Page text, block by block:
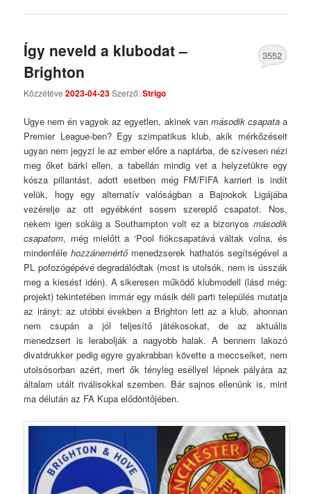
Így neveld a klubodat –
Brighton
Közzétéve2023-04-23Szerző:Strigo
3552
Ugye nem én vagyok az egyetlen, akinek van második csapataa
Premier League-ben? Egy szimpatikus klub, akik mérkőzéseit
ugyan nem jegyzi le az ember előre a naptárba, de szívesen nézi
meg őket bárki ellen, a tabellán mindig vet a helyzetükre egy
kósza pillantást, adott esetben még FM/FIFA karriert is indít
velük, hogy egy alternatív valóságban a Bajnokok Ligájába
vezérelje az ott egyébként sosem szereplő csapatot. Nos,
nekem igen sokáig a Southampton volt ez a bizonyos második
csapatom, még mielőtt a ‘Pool fiókcsapatává váltak volna, és
mindenfélehozzánemértőmenedzserek hathatós segítségével a
PL pofozógépévé degradálódtak (most is utolsók, nem is ússzák
meg a kiesést idén). A sikeresen működő klubmodell (lásd még:
projekt) tekintetében immár egy másik déli parti település mutatja
az irányt: az utóbbi években a Brighton lett az a klub, ahonnan
nem csupán a jól teljesítő játékosokat, de az aktuális
menedzsert is lerabolják a nagyobb halak. A bennem lakozó
divatdrukker pedig egyre gyakrabban követte a meccseiket, nem
utolsósorban azért, mert ők tényleg eséllyel lépnek pályára az
általam utált riválisokkal szemben. Bár sajnos ellenünk is, mint
ma délután az FA Kupa elődöntőjében.